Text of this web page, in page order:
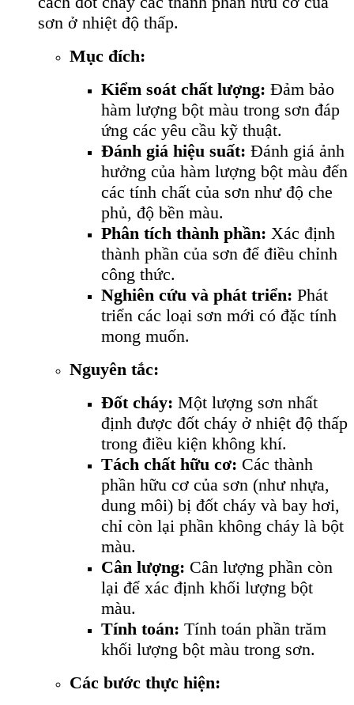
sơn ở nhiệt độ thấp.
Mục đích:
Kiểm soát chất lượng: Đảm bảo
hàm lượng bột màu trong sơn đáp
ứng các yêu cầu kỹ thuật.
Đánh giá hiệu suất: Đánh giá ảnh
hưởng của hàm lượng bột màu đến
các tính chất của sơn như độ che
phủ, độ bền màu.
Phân tích thành phần: Xác định
thành phần của sơn để điều chỉnh
công thức.
Nghiên cứu và phát triển: Phát
triển các loại sơn mới có đặc tính
mong muốn.
Nguyên tắc:
Đốt cháy: Một lượng sơn nhất
định được đốt cháy ở nhiệt độ thấp
trong điều kiện không khí.
Tách chất hữu cơ: Các thành
phần hữu cơ của sơn (như nhựa,
dung môi) bị đốt cháy và bay hơi,
chỉ còn lại phần không cháy là bột
màu.
Cân lượng: Cân lượng phần còn
lại để xác định khối lượng bột
màu.
Tính toán: Tính toán phần trăm
khối lượng bột màu trong sơn.
Các bước thực hiện: